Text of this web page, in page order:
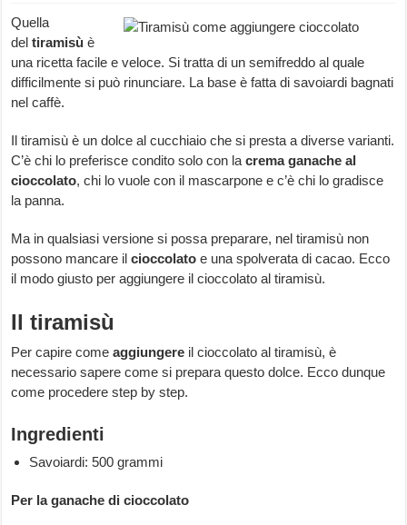
Quella
deltiramisù è
una ricetta facile e veloce. Si tratta di un semifreddo al quale
difficilmente si può rinunciare. La base è fatta di savoiardi bagnati
nel caffè.
Il tiramisù è un dolce al cucchiaio che si presta a diverse varianti.
C’è chi lo preferisce condito solo con lacrema ganache al
cioccolato, chi lo vuole con il mascarpone e c’è chi lo gradisce
la panna.
Ma in qualsiasi versione si possa preparare, nel tiramisù non
possono mancare ilcioccolato e una spolverata di cacao. Ecco
il modo giusto per aggiungere il cioccolato al tiramisù.
Il tiramisù
Per capire come aggiungere il cioccolato al tiramisù, è
necessario sapere come si prepara questo dolce. Ecco dunque
come procedere step by step.
Ingredienti
Savoiardi: 500 grammi
Per la ganache di cioccolato